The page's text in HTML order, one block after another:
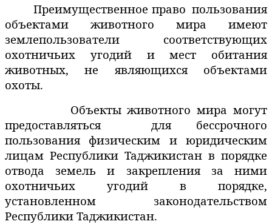
Преимущественное право пользования
объектами животного мира имеют
землепользователи
соответствующих
охотничьих угодий и мест обитания
животных, не являющихся объектами
охоты.
Объекты животного мира могут
предоставляться
для бессрочного
пользования физическим и юридическим
лицам Республики Таджикистан в порядке
отвода земель и закрепления за ними
охотничьих угодий в порядке,
установленном законодательством
Республики Таджикистан.